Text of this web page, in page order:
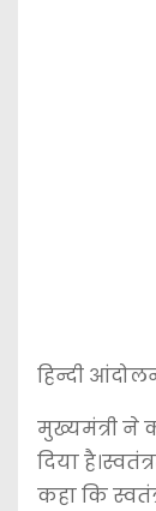
हिन्दी
मुख्यमंत्री ने
दिया
कहा कि